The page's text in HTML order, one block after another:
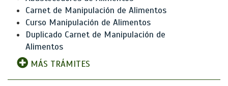
Carnet de Manipulación de Alimentos
Curso Manipulación de Alimentos
Duplicado Carnet de Manipulación de
Alimentos
MÁS TRÁMITES